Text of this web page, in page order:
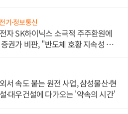
기·정보통신
자 SK하이닉스 소극적 주주환원에
권가 비판, "반도체 호황 지속성 의
서 속도 붙는 원전 사업, 삼성물산·현
·대우건설에 다가오는 '약속의 시간'